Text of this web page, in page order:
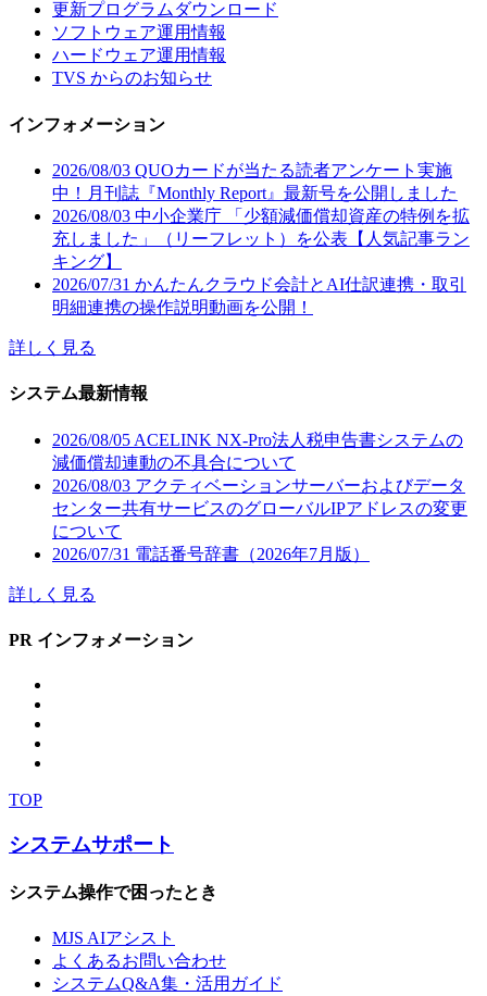
更新プログラムダウンロード
ソフトウェア運用情報
ハードウェア運用情報
TVS からのお知らせ
インフォメーション
2026/08/03 QUOカードが当たる読者アンケート実施
中！月刊誌『Monthly Report』最新号を公開しました
2026/08/03 中小企業庁 「少額減価償却資産の特例を拡
充しました」（リーフレット）を公表【人気記事ラン
キング】
2026/07/31 かんたんクラウド会計とAI仕訳連携・取引
明細連携の操作説明動画を公開！
詳しく見る
システム最新情報
2026/08/05 ACELINK NX-Pro法人税申告書システムの
減価償却連動の不具合について
2026/08/03 アクティベーションサーバーおよびデータ
センター共有サービスのグローバルIPアドレスの変更
について
2026/07/31 電話番号辞書（2026年7月版）
詳しく見る
PR インフォメーション
TOP
システムサポート
システム操作で困ったとき
MJS AIアシスト
よくあるお問い合わせ
システムQ&A集・活用ガイド